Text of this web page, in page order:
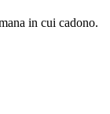
in cui cadono.